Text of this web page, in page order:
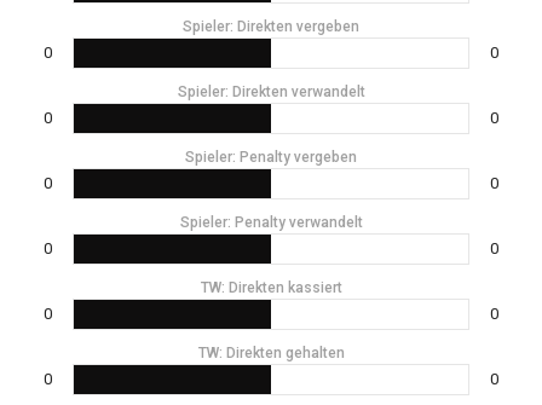
Spieler: Direkten vergeben
0 0
Spieler: Direkten verwandelt
0 0
Spieler: Penalty vergeben
0 0
Spieler: Penalty verwandelt
0 0
TW: Direkten kassiert
0 0
TW: Direkten gehalten
0 0